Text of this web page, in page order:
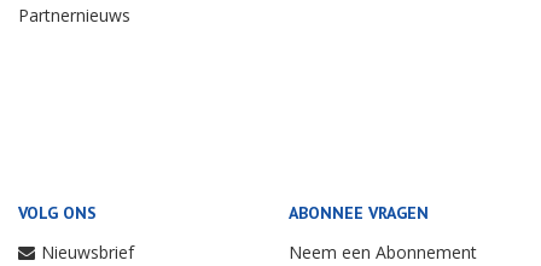
Partnernieuws
VOLG ONS
Nieuwsbrief
ABONNEE VRAGEN
Neem een Abonnement